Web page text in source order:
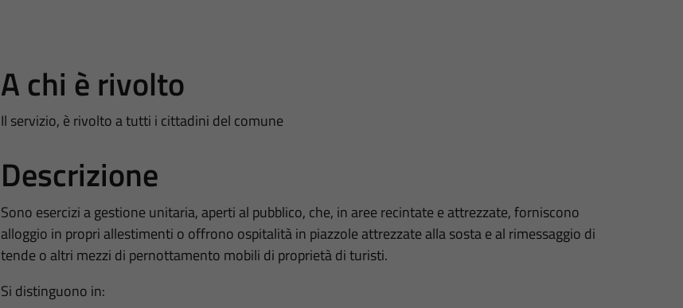
A chi è rivolto
Il servizio, è rivolto a tutti i cittadini del comune
Descrizione
Sono esercizi a gestione unitaria, aperti al pubblico, che, in aree recintate e attrezzate, forniscono
alloggio in propri allestimenti o offrono ospitalità in piazzole attrezzate alla sosta e al rimessaggio di
tende o altri mezzi di pernottamento mobili di proprietà di turisti.
Si distinguono in: